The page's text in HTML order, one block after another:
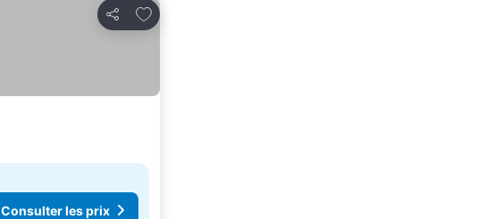
Partager
Ajouter à mes favoris
Consulter les prix